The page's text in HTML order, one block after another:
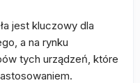
jest kluczowy dla
a na rynku
tych urządzeń, które